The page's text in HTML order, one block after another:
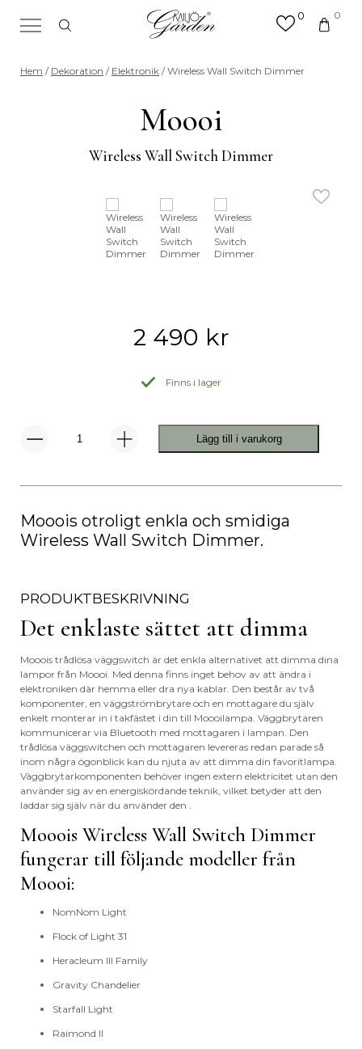
0 0
Sök efter valfri produkt eller
kategori
Hem / Dekoration / Elektronik / Wireless Wall Switch Dimmer
Moooi
Wireless Wall Switch Dimmer
2 490 kr
Finns i lager
Wireless
Lägg till i varukorg
Mooois otroligt enkla och smidiga
Wireless Wall Switch Dimmer.
PRODUKTBESKRIVNING
Det enklaste sättet att dimma
Mooois trådlösa väggswitch är det enkla alternativet att dimma dina
lampor från Moooi. Med denna finns inget behov av att ändra i
elektroniken där hemma eller dra nya kablar. Den består av två
komponenter, en väggströmbrytare och en mottagare du själv
enkelt monterar in i takfästet i din till Moooilampa. Väggbrytaren
kommunicerar via Bluetooth med mottagaren i lampan. Den
trådlösa väggswitchen och mottagaren levereras redan parade så
inom några ögonblick kan du njuta av att dimma din favoritlampa.
Väggbrytarkomponenten behöver ingen extern elektricitet utan den
använder sig av en energiskördande teknik, vilket betyder att den
laddar sig själv när du använder den .
Mooois Wireless Wall Switch Dimmer
fungerar till följande modeller från
Moooi:
NomNom Light
Flock of Light 31
Heracleum III Family
Gravity Chandelier
Starfall Light
Raimond II